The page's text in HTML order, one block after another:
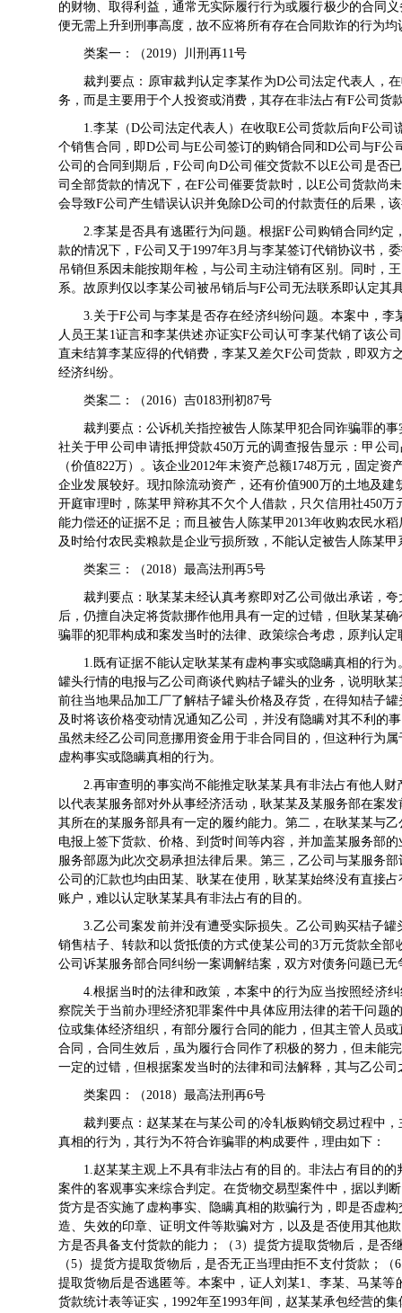
的财物、取得利益，通常无实际履行行为或履行极少的合同
便无需上升到刑事高度，故不应将所有存在合同欺诈的行为均
类案一：（2019）川刑再11号
裁判要点：原审裁判认定李某作为D公司法定代表人，
务，而是主要用于个人投资或消费，其存在非法占有F公司货
1.李某（D公司法定代表人）在收取E公司货款后向F公
个销售合同，即D公司与E公司签订的购销合同和D公司与F
公司的合同到期后，F公司向D公司催交货款不以E公司是否
司全部货款的情况下，在F公司催要货款时，以E公司货款尚
会导致F公司产生错误认识并免除D公司的付款责任的后果，
2.李某是否具有逃匿行为问题。根据F公司购销合同约
款的情况下，F公司又于1997年3月与李某签订代销协议书，
吊销但系因未能按期年检，与公司主动注销有区别。同时，
系。故原判仅以李某公司被吊销后与F公司无法联系即认定其
3.关于F公司与李某是否存在经济纠纷问题。本案中，
人员王某1证言和李某供述亦证实F公司认可李某代销了该公
直未结算李某应得的代销费，李某又差欠F公司货款，即双
经济纠纷。
类案二：（2016）吉0183刑初87号
裁判要点：公诉机关指控被告人陈某甲犯合同诈骗罪的
社关于甲公司申请抵押贷款450万元的调查报告显示：甲公
（价值822万）。该企业2012年末资产总额1748万元，固定
企业发展较好。现扣除流动资产，还有价值900万的土地及
开庭审理时，陈某甲辩称其不欠个人借款，只欠信用社450
能力偿还的证据不足；而且被告人陈某甲2013年收购农民水
及时给付农民卖粮款是企业亏损所致，不能认定被告人陈某
类案三：（2018）最高法刑再5号
裁判要点：耿某某未经认真考察即对乙公司做出承诺，
后，仍擅自决定将货款挪作他用具有一定的过错，但耿某某
骗罪的犯罪构成和案发当时的法律、政策综合考虑，原判认
1.既有证据不能认定耿某某有虚构事实或隐瞒真相的行
罐头行情的电报与乙公司商谈代购桔子罐头的业务，说明耿
前往当地果品加工厂了解桔子罐头价格及存货，在得知桔子
及时将该价格变动情况通知乙公司，并没有隐瞒对其不利的
虽然未经乙公司同意挪用资金用于非合同目的，但这种行为
虚构事实或隐瞒真相的行为。
2.再审查明的事实尚不能推定耿某某具有非法占有他人
以代表某服务部对外从事经济活动，耿某某及某服务部在案
其所在的某服务部具有一定的履约能力。第二，在耿某某与
电报上签下货款、价格、到货时间等内容，并加盖某服务部
服务部愿为此次交易承担法律后果。第三，乙公司与某服务
公司的汇款也均由田某、耿某在使用，耿某某始终没有直接
账户，难以认定耿某某具有非法占有的目的。
3.乙公司案发前并没有遭受实际损失。乙公司购买桔子
销售桔子、转款和以货抵债的方式使某公司的3万元货款全
公司诉某服务部合同纠纷一案调解结案，双方对债务问题已无
4.根据当时的法律和政策，本案中的行为应当按照经济
察院关于当前办理经济犯罪案件中具体应用法律的若干问题
位或集体经济组织，有部分履行合同的能力，但其主管人员
合同，合同生效后，虽为履行合同作了积极的努力，但未能
一定的过错，但根据案发当时的法律和司法解释，其与乙公
类案四：（2018）最高法刑再6号
裁判要点：赵某某在与某公司的冷轧板购销交易过程中
真相的行为，其行为不符合诈骗罪的构成要件，理由如下：
1.赵某某主观上不具有非法占有的目的。非法占有目的
案件的客观事实来综合判定。在货物交易型案件中，据以判
货方是否实施了虚构事实、隐瞒真相的欺骗行为，即是否虚
造、失效的印章、证明文件等欺骗对方，以及是否使用其他
方是否具备支付货款的能力；（3）提货方提取货物后，是
（5）提货方提取货物后，是否无正当理由拒不支付货款；
提取货物后是否逃匿等。本案中，证人刘某1、李某、马某
货款统计表等证实，1992年至1993年间，赵某某承包经营的